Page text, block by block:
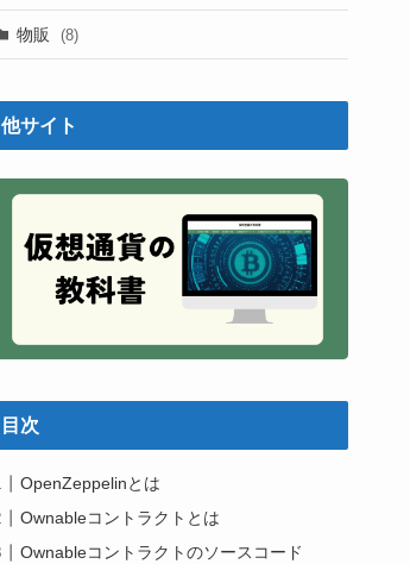
物販 (8)
他サイト
目次
OpenZeppelinとは
Ownableコントラクトとは
Ownableコントラクトのソースコード